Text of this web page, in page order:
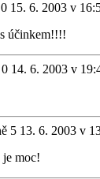
15. 6. 2003 v
účinkem!!!!
14. 6. 2003 v
13. 6. 2003 v
je moc!